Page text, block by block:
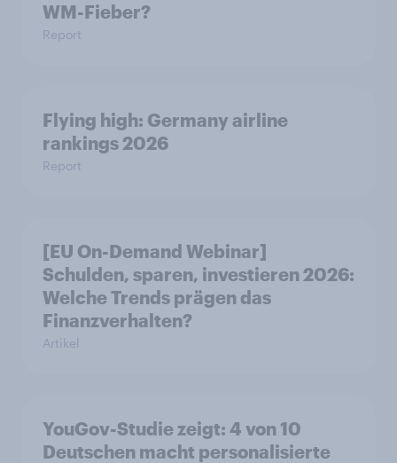
WM-Fieber?
Report
Flying high: Germany airline
rankings 2026
Report
[EU On-Demand Webinar]
Schulden, sparen, investieren 2026:
Welche Trends prägen das
Finanzverhalten?
Artikel
YouGov-Studie zeigt: 4 von 10
Deutschen macht personalisierte